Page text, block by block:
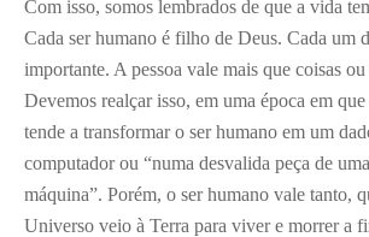
Com isso, somos lembrados de que a vida
Cada ser humano é filho de Deus. Cada um
importante. A pessoa vale mais que coisas
Devemos realçar isso, em uma época em
tende a transformar o ser humano em um
computador ou “numa desvalida peça de
máquina”. Porém, o ser humano vale tanto,
Universo veio à Terra para viver e morrer a